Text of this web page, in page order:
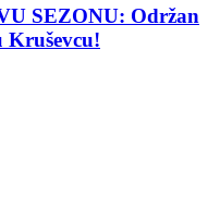
SEZONU: Održan
Kruševcu!